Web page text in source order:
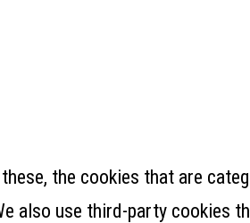
the cookies that are
use third-party cookies